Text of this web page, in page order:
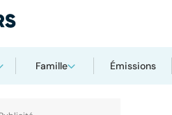
Famille Émissions